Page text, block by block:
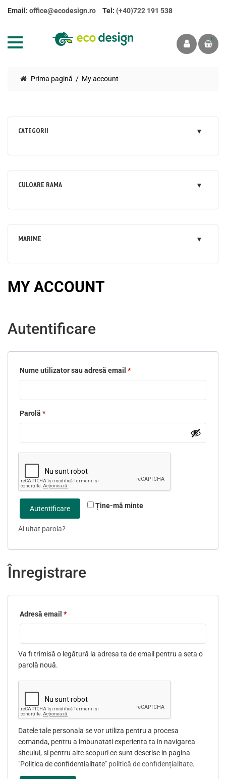
Email: office@ecodesign.ro Tel: (+40)722 191 538
0
Prima pagină My account
CATEGORII
CULOARE RAMA
MARIME
MY ACCOUNT
Autentificare
Nume utilizator sau adresă email *
Parolă *
Ține-mă minte
Autentificare
Ai uitat parola?
Înregistrare
Adresă email *
Va fi trimisă o legătură la adresa ta de email pentru a seta o
parolă nouă.
Datele tale personala se vor utiliza pentru a procesa
comanda, pentru a imbunatati experienta ta in navigarea
siteului, si pentru alte scopuri ce sunt descrise in pagina
"Politica de confidentialitate" politică de confidențialitate.